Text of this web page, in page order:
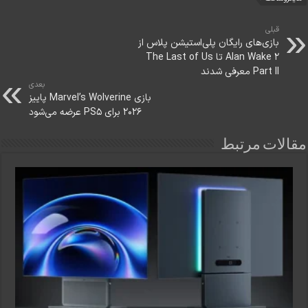
قبلی
بازی‌های رایگان پلی‌استیشن پلاس از
Alan Wake 2 تا The Last of Us
Part II معرفی شدند
بعدی
بازی Marvel’s Wolverine پاییز
۲۰۲۶ برای PS5 عرضه می‌شود
مقالات مرتبط